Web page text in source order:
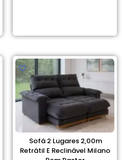
Sofá 2 Lugares 2,00m
Retrátil E Reclinável Milano